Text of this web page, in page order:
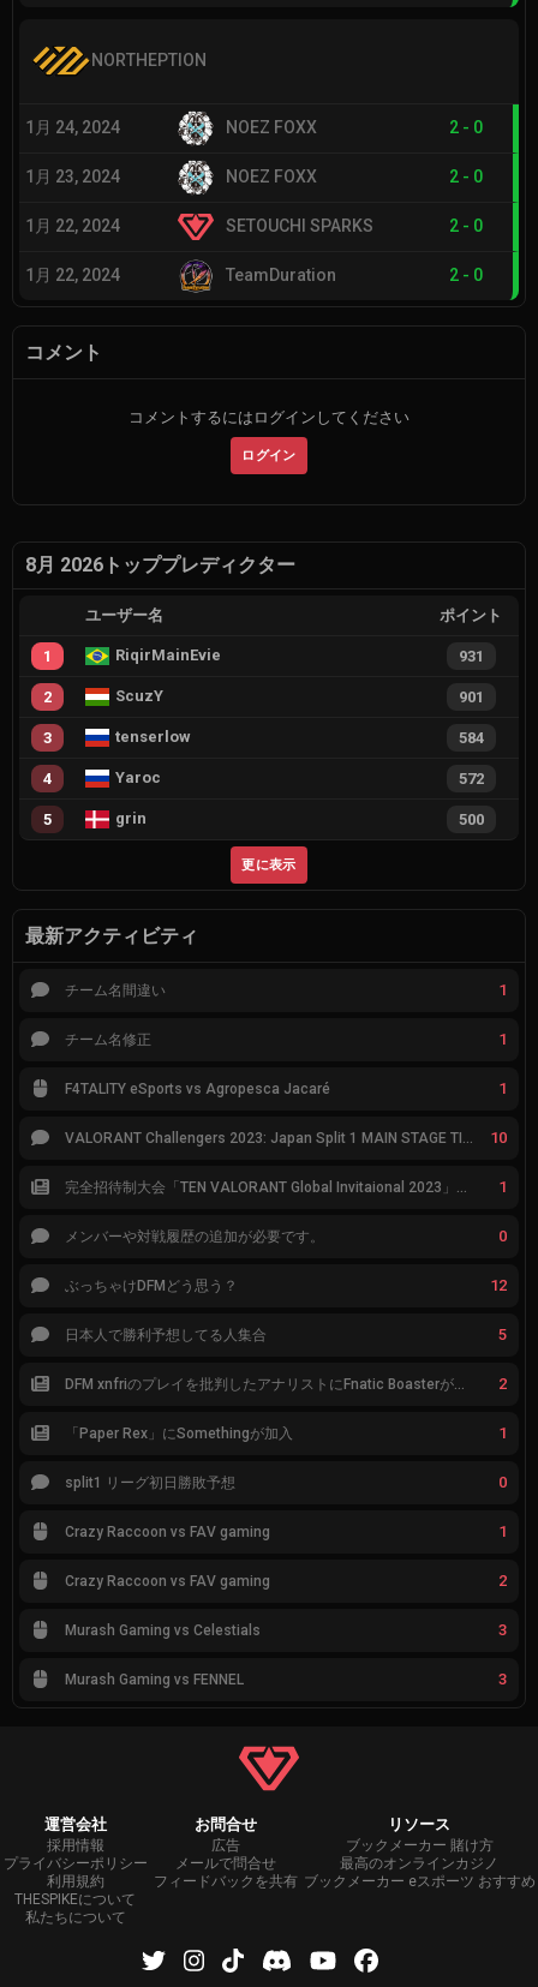
NORTHEPTION
1月 24, 2024 NOEZ FOXX 2 - 0
1月 23, 2024 NOEZ FOXX 2 - 0
1月 22, 2024 SETOUCHI SPARKS 2 - 0
1月 22, 2024 TeamDuration 2 - 0
コメント
コメントするにはログインしてください
ログイン
8月 2026トッププレディクター
ユーザー名 ポイント
1 RiqirMainEvie 931
2 ScuzY 901
3 tenserlow 584
4 Yaroc 572
5 grin 500
更に表示
最新アクティビティ
チーム名間違い 1
チーム名修正 1
F4TALITY eSports vs Agropesca Jacaré 1
10
1
メンバーや対戦履歴の追加が必要です。 0
ぶっちゃけDFMどう思う？ 12
日本人で勝利予想してる人集合 5
DFM xnfriのプレイを批判したアナリストにFnatic Boasterが反応「DFMは仕組みの強化が必要なだけ」 2
「Paper Rex」にSomethingが加入 1
split1 リーグ初日勝敗予想 0
Crazy Raccoon vs FAV gaming 1
Crazy Raccoon vs FAV gaming 2
Murash Gaming vs Celestials 3
Murash Gaming vs FENNEL 3
運営会社
採用情報
プライバシーポリシー
利用規約
THESPIKEについて
私たちについて
お問合せ
広告
メールで問合せ
フィードバックを共有
リソース
ブックメーカー 賭け方
最高のオンラインカジノ
ブックメーカー eスポーツ おすすめ